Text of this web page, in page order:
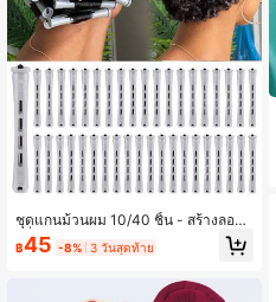
องถูก, ของใช้จำเป็นสำหรับการเดินทาง
ชุดแกนม้วนผม 10/40 ชิ้น - สร้างลอน
คลื่นและลอนผมธรรมชาติ - เหมาะสำห
รับการทำผม DIY และการจัดแต่งทรงผ
฿45 -8% 3 วันสุดท้าย